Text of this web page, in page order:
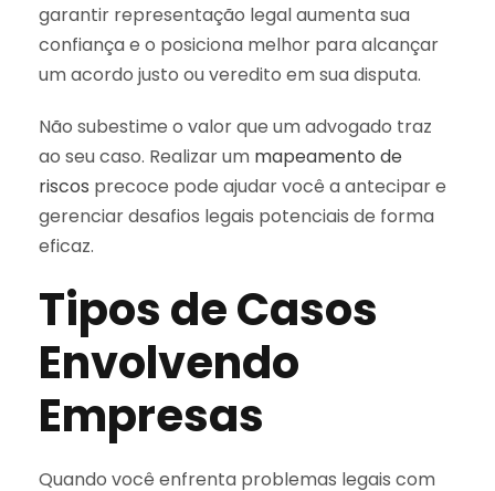
garantir representação legal aumenta sua
confiança e o posiciona melhor para alcançar
um acordo justo ou veredito em sua disputa.
Não subestime o valor que um advogado traz
ao seu caso. Realizar um mapeamento de
riscos precoce pode ajudar você a antecipar e
gerenciar desafios legais potenciais de forma
eficaz.
Tipos de Casos
Envolvendo
Empresas
Quando você enfrenta problemas legais com